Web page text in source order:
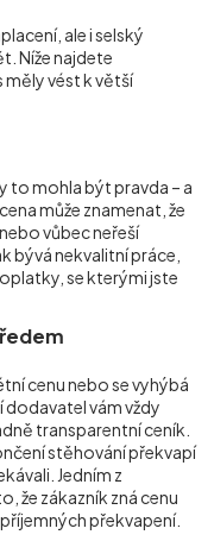
ale i selský
Níže najdete
měly vést k větší
to mohla být pravda – a
může znamenat, že
vůbec neřeší
nekvalitní práce,
se kterými jste
cenu nebo se vyhýbá
vám vždy
transparentní ceník.
stěhování překvapí
Jedním z
že zákazník zná cenu
překvapení.